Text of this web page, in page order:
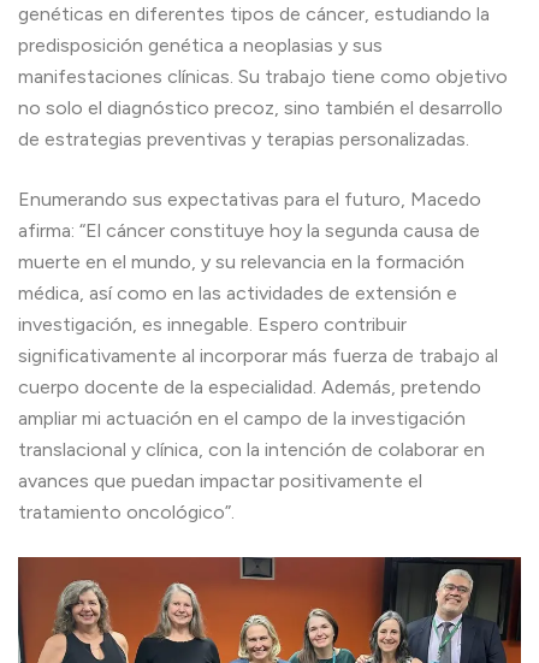
genéticas en diferentes tipos de cáncer, estudiando la
predisposición genética a neoplasias y sus
manifestaciones clínicas. Su trabajo tiene como objetivo
no solo el diagnóstico precoz, sino también el desarrollo
de estrategias preventivas y terapias personalizadas.
Enumerando sus expectativas para el futuro, Macedo
afirma: “El cáncer constituye hoy la segunda causa de
muerte en el mundo, y su relevancia en la formación
médica, así como en las actividades de extensión e
investigación, es innegable. Espero contribuir
significativamente al incorporar más fuerza de trabajo al
cuerpo docente de la especialidad. Además, pretendo
ampliar mi actuación en el campo de la investigación
translacional y clínica, con la intención de colaborar en
avances que puedan impactar positivamente el
tratamiento oncológico”.